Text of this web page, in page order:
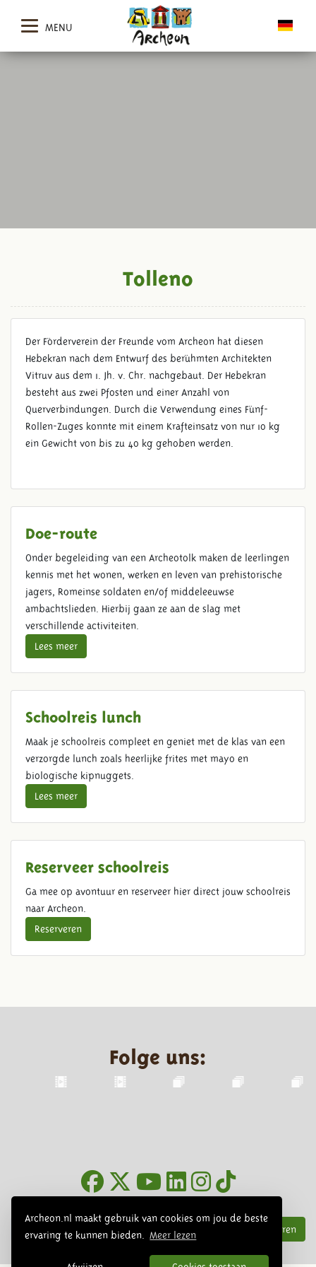
Archeon.nl maakt gebruik van cookies om jou de beste
ervaring te kunnen bieden.
Meer lezen
MENU
TOLLENO
Tolleno
Der Förderverein der Freunde vom Archeon hat diesen
Hebekran nach dem Entwurf des berühmten Architekten
Vitruv aus dem 1. Jh. v. Chr. nachgebaut. Der Hebekran
besteht aus zwei Pfosten und einer Anzahl von
Querverbindungen. Durch die Verwendung eines Fünf-
Rollen-Zuges konnte mit einem Krafteinsatz von nur 10 kg
ein Gewicht von bis zu 40 kg gehoben werden.
Doe-route
Onder begeleiding van een Archeotolk maken de leerlingen
kennis met het wonen, werken en leven van prehistorische
jagers, Romeinse soldaten en/of middeleeuwse
ambachtslieden. Hierbij gaan ze aan de slag met
verschillende activiteiten.
Lees meer
Schoolreis lunch
Maak je schoolreis compleet en geniet met de klas van een
verzorgde lunch zoals heerlijke frites met mayo en
biologische kipnuggets.
Lees meer
Reserveer schoolreis
Ga mee op avontuur en reserveer hier direct jouw schoolreis
naar Archeon.
Reserveren
Folge uns:
Abonnieren